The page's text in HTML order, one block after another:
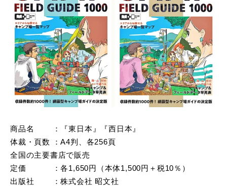
商品名 ：『東日本』『西日本』
体裁・頁数 ：A4判、各256頁
全国の主要書店で販売
定価 ：各1,650円（本体1,500円＋税10％）
出版社 ：株式会社 昭文社